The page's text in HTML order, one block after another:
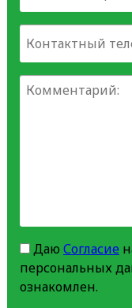
Даю Согласие
персональных
ознакомлен.